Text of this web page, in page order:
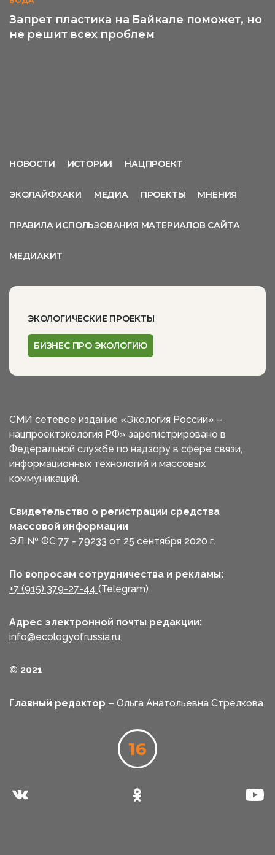
Запрет пластика на Байкале поможет, но
не решит всех проблем
НОВОСТИ ИСТОРИИ НАЦПРОЕКТ
ЭКОЛАЙФХАКИ МЕДИА ПРОЕКТЫ МНЕНИЯ
ПРАВИЛА ИСПОЛЬЗОВАНИЯ МАТЕРИАЛОВ САЙТА
МЕДИАКИТ
ЭКОЛОГИЧЕСКИЕ ПРОЕКТЫ
БИЗНЕС ПРО ЭКОЛОГИЮ
СМИ сетевое издание «Экология России» –
нацпроектэкология РФ» зарегистрировано в
Федеральной службе по надзору в сфере связи,
информационных технологий и массовых
коммуникаций.
Свидетельство о регистрации средства
массовой информации
ЭЛ № ФС 77 - 79233 от 25 сентября 2020 г.
По вопросам сотрудничества и рекламы:
+7 (915) 379-27-44 (Telegram)
Адрес электронной почты редакции:
info@ecologyofrussia.ru
© 2021
Главный редактор – Ольга Анатольевна Стрелкова
16